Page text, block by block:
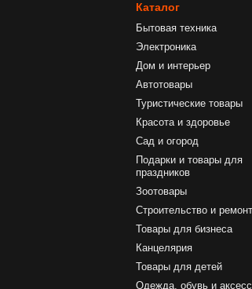
Каталог
Бытовая техника
Электроника
Дом и интерьер
Автотовары
Туристические товары
Красота и здоровье
Сад и огород
Подарки и товары для
праздников
Зоотовары
Строительство и ремонт
Товары для бизнеса
Канцелярия
Товары для детей
Одежда, обувь и